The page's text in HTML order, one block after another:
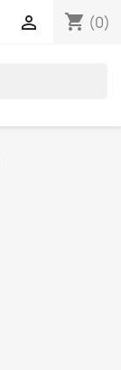
shopping_cart (0)
